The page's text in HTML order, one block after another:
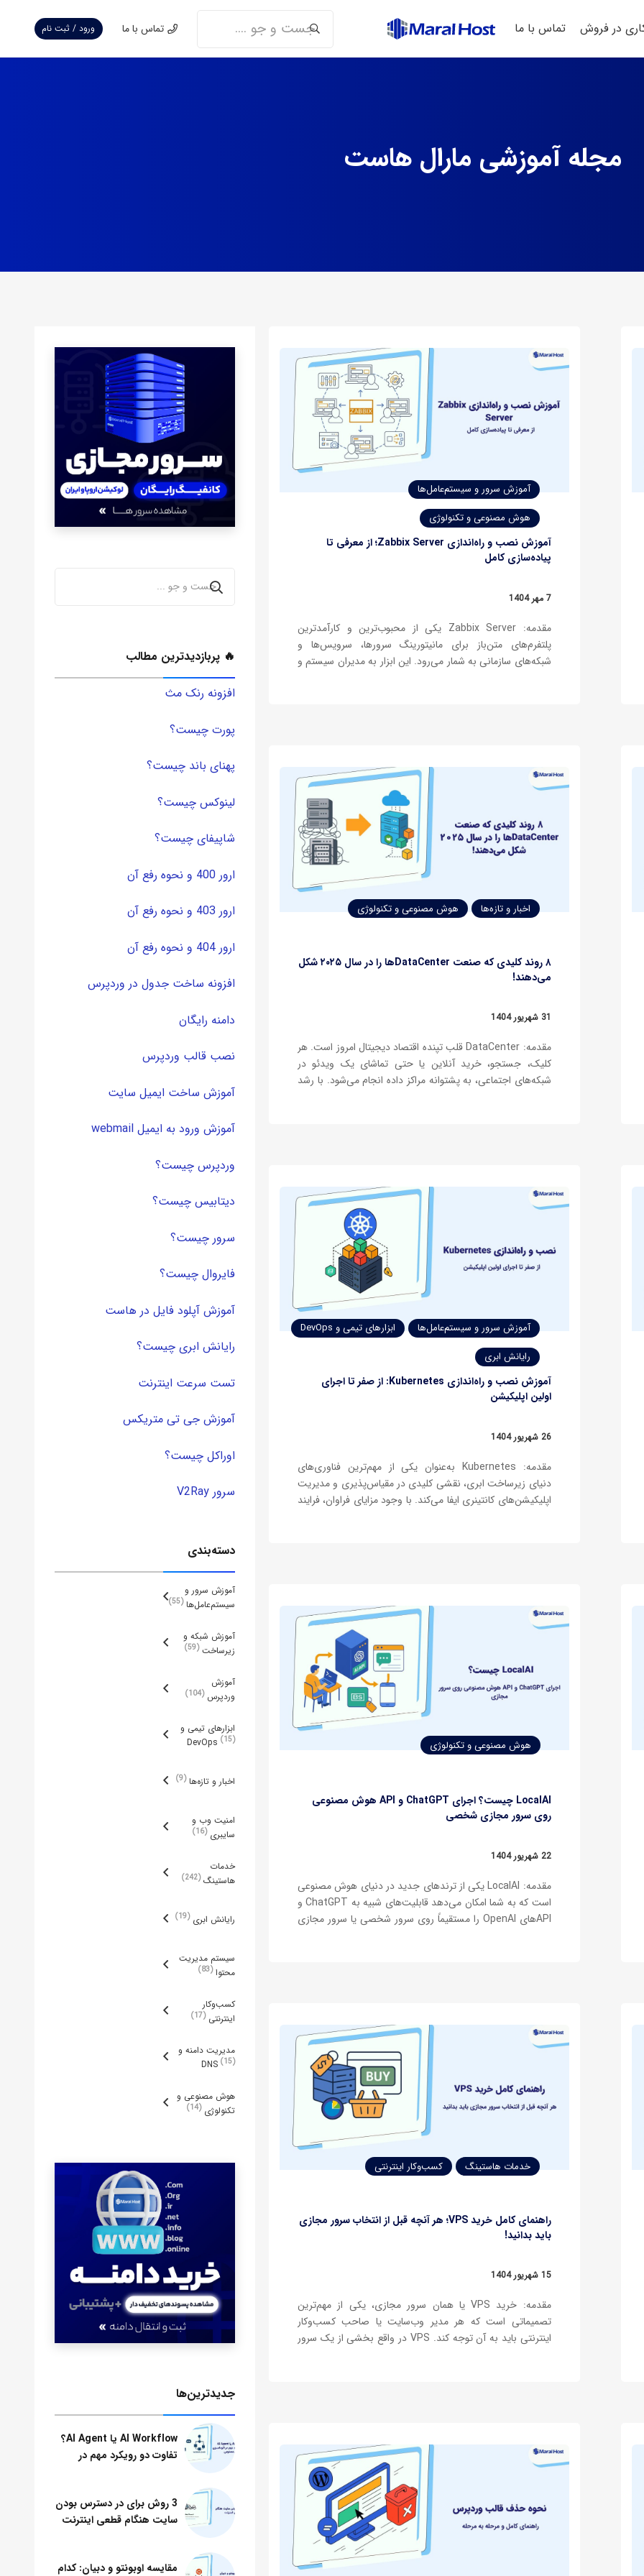
در فروش تماس با ما تماس با ما ورود / ثبت نام
مجله آموزشی مارال هاست
آموزش سرور و سیستم‌عامل‌ها
هوش مصنوعی و تکنولوژی
آموزش نصب و راه‌اندازی Zabbix Server؛ از معرفی تا
پیاده‌سازی کامل
7 مهر 1404
مقدمه: Zabbix Server یکی از محبوب‌ترین و کارآمدترین
پلتفرم‌های متن‌باز برای مانیتورینگ سرورها، سرویس‌ها و
شبکه‌های سازمانی به شمار می‌رود. این ابزار به مدیران سیستم و
اخبار و تازه‌ها هوش مصنوعی و تکنولوژی
۸ روند کلیدی که صنعت DataCenterها را در سال ۲۰۲۵ شکل
می‌دهند!
31 شهریور 1404
مقدمه: DataCenter قلب تپنده اقتصاد دیجیتال امروز است. هر
کلیک، جستجو، خرید آنلاین یا حتی تماشای یک ویدئو در
شبکه‌های اجتماعی، به پشتوانه مراکز داده انجام می‌شود. با رشد
آموزش سرور و سیستم‌عامل‌ها
ابزارهای تیمی و DevOps
رایانش ابری
آموزش نصب و راه‌اندازی Kubernetes: از صفر تا اجرای
اولین اپلیکیشن
26 شهریور 1404
مقدمه: Kubernetes به‌عنوان یکی از مهم‌ترین فناوری‌های
دنیای زیرساخت ابری، نقشی کلیدی در مقیاس‌پذیری و مدیریت
اپلیکیشن‌های کانتینری ایفا می‌کند. با وجود مزایای فراوان، فرایند
هوش مصنوعی و تکنولوژی
LocalAI چیست؟ اجرای ChatGPT و API هوش مصنوعی
روی سرور مجازی شخصی
22 شهریور 1404
مقدمه: LocalAI یکی از ترندهای جدید در دنیای هوش مصنوعی
است که به شما امکان می‌دهد قابلیت‌های شبیه به ChatGPT و
APIهای OpenAI را مستقیماً روی سرور شخصی یا سرور مجازی
خدمات هاستینگ کسب‌وکار اینترنتی
راهنمای کامل خرید VPS؛ هر آنچه قبل از انتخاب سرور مجازی
باید بدانید!
15 شهریور 1404
مقدمه: خرید VPS یا همان سرور مجازی، یکی از مهم‌ترین
تصمیماتی است که هر مدیر وب‌سایت یا صاحب کسب‌وکار
اینترنتی باید به آن توجه کند. VPS در واقع بخشی از یک سرور
🔥 پربازدیدترین مطالب
افزونه رنک مث
پورت چیست؟
پهنای باند چیست؟
لینوکس چیست؟
شاپیفای چیست؟
ارور 400 و نحوه رفع آن
ارور 403 و نحوه رفع آن
ارور 404 و نحوه رفع آن
افزونه ساخت جدول در وردپرس
دامنه رایگان
نصب قالب وردپرس
آموزش ساخت ایمیل سایت
آموزش ورود به ایمیل webmail
وردپرس چیست؟
دیتابیس چیست؟
سرور چیست؟
فایروال چیست؟
آموزش آپلود فایل در هاست
رایانش ابری چیست؟
تست سرعت اینترنت
آموزش جی تی متریکس
اوراکل چیست؟
سرور V2Ray
دسته‌بندی
آموزش سرور و
سیستم‌عامل‌ها 55
آموزش شبکه و
زیرساخت 59
آموزش
وردپرس 104
ابزارهای تیمی و
DevOps 15
اخبار و تازه‌ها 9
امنیت وب و
سایبری 16
خدمات
هاستینگ 242
رایانش ابری 19
سیستم مدیریت
محتوا 83
کسب‌وکار
اینترنتی 17
مدیریت دامنه و
DNS 15
هوش مصنوعی و
تکنولوژی 14
جدید‌ترین‌ها
AI Workflow یا AI Agent؟
تفاوت دو رویکرد مهم در
3 روش برای در دسترس بودن
سایت هنگام قطعی اینترنت
مقایسه اوبونتو و دبیان: کدام